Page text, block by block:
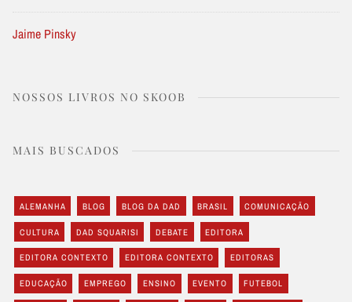
Jaime Pinsky
NOSSOS LIVROS NO SKOOB
MAIS BUSCADOS
ALEMANHA BLOG BLOG DA DAD BRASIL COMUNICAÇÃO
CULTURA DAD SQUARISI DEBATE EDITORA
EDITORA CONTEXTO EDITORA CONTEXTO EDITORAS
EDUCAÇÃO EMPREGO ENSINO EVENTO FUTEBOL